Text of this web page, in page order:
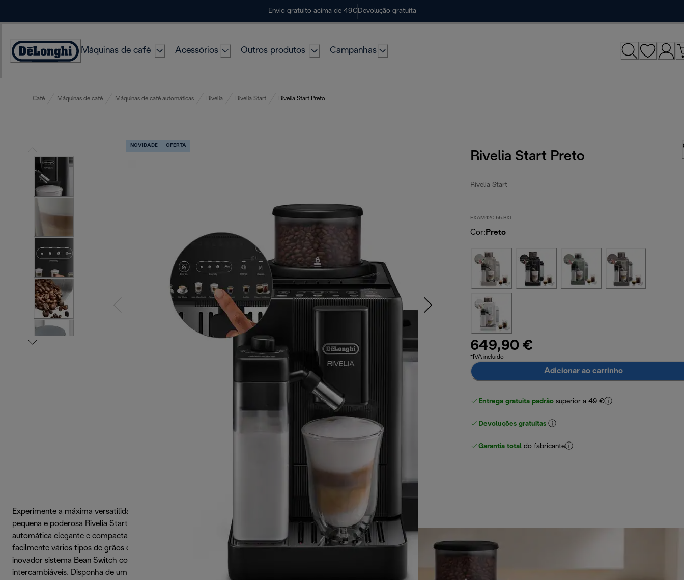
Envio gratuito acima de 49€ Devolução gratuita
Accessibility
Máquinas de café Acessórios Outros produtos Campanhas
Café Máquinas de café Máquinas de café automáticas Rivelia Rivelia Start Rivelia Start Preto
NOVIDADE OFERTA
Rivelia Start Preto
Rivelia Start
EXAM420.55.BXL
Cor: Preto
649,90 €
*IVA incluído
Adicionar ao carrinho
Entrega gratuita padrão superior a 49 €
Devoluções gratuitas
Garantia total do fabricante
Experimente a máxima versatilidade do café com a
pequena e poderosa Rivelia Start. Esta máquina de café
automática elegante e compacta permite explorar
facilmente vários tipos de grãos de café, utilizando o
inovador sistema Bean Switch com depósitos
intercambiáveis. Disponha de um menu de 10 bebidas com